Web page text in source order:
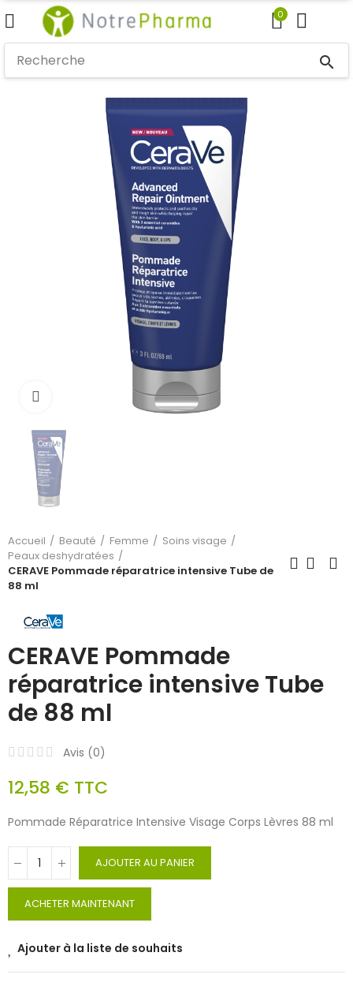
0
search
Cliquez pour agrandir
Accueil Beauté Femme
Soins visage
Peaux deshydratées
CERAVE Pommade réparatrice intensive Tube de
88 ml
CERAVE Pommade
réparatrice intensive Tube
de 88 ml
Avis (0)
12,58 € TTC
Pommade Réparatrice Intensive Visage Corps Lèvres 88 ml
AJOUTER AU PANIER
ACHETER MAINTENANT
Ajouter à la liste de souhaits